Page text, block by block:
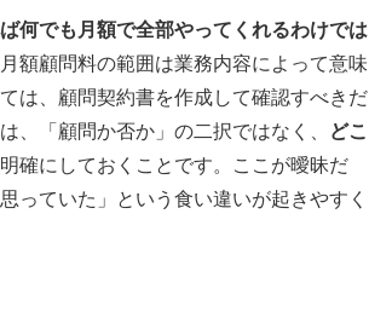
何でも月額で全部やってくれるわけでは
額顧問料の範囲は業務内容によって意味
は、顧問契約書を作成して確認すべきだ
、「顧問か否か」の二択ではなく、
どこ
確にしておくことです。ここが曖昧だ
っていた」という食い違いが起きやすく